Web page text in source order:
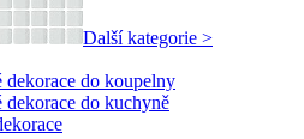
Další kategorie >
dekorace do koupelny
dekorace do kuchyně